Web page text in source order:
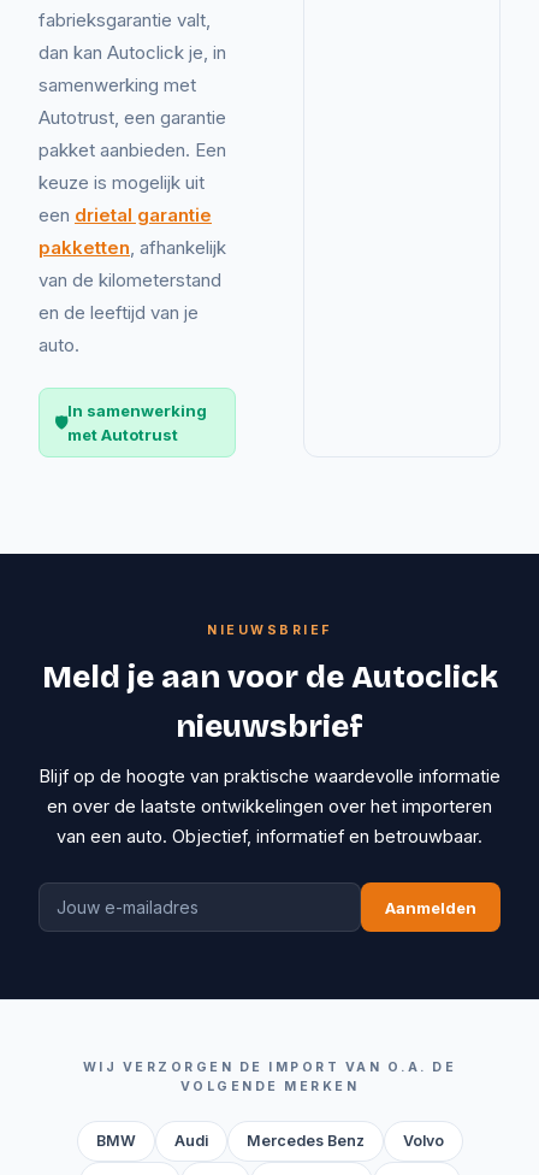
fabrieksgarantie valt,
dan kan Autoclick je, in
samenwerking met
Autotrust, een garantie
pakket aanbieden. Een
keuze is mogelijk uit
een drietal garantie
pakketten, afhankelijk
van de kilometerstand
en de leeftijd van je
auto.
🛡️
In samenwerking
met Autotrust
NIEUWSBRIEF
Meld je aan voor de Autoclick
nieuwsbrief
Blijf op de hoogte van praktische waardevolle informatie
en over de laatste ontwikkelingen over het importeren
van een auto. Objectief, informatief en betrouwbaar.
Aanmelden
WIJ VERZORGEN DE IMPORT VAN O.A. DE
VOLGENDE MERKEN
BMW Audi Mercedes Benz Volvo